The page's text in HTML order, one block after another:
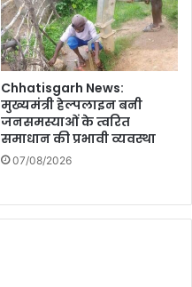
Chhatisgarh News:
मुख्यमंत्री हेल्पलाइन बनी
जनसमस्याओं के त्वरित
समाधान की प्रभावी व्यवस्था
07/08/2026